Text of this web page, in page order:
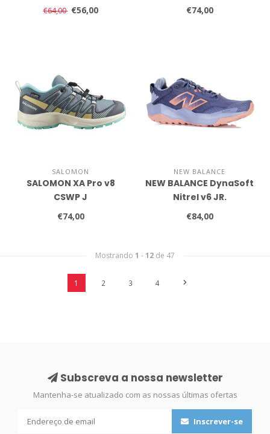
€64,00 €56,00 €74,00
SALOMON
SALOMON XA Pro v8
CSWP J
€74,00
NEW BALANCE
NEW BALANCE DynaSoft
Nitrel v6 JR.
€84,00
Mostrando 1 - 12 de 47
1 2 3 4
Subscreva a nossa newsletter
Mantenha-se atualizado com as nossas últimas ofertas
Inscrever-se